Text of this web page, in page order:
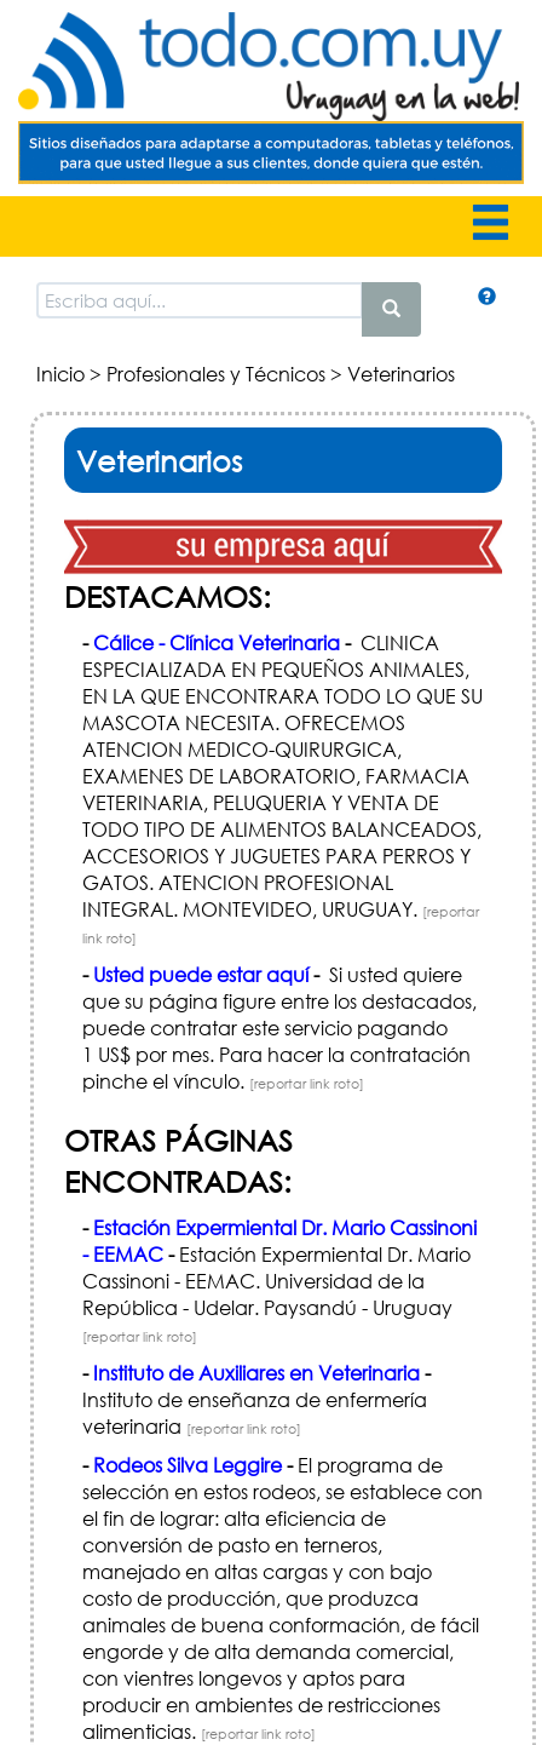
Inicio> Profesionales y Técnicos> Veterinarios
Veterinarios
DESTACAMOS:
-Cálice - Clínica Veterinaria-CLINICA
ESPECIALIZADA EN PEQUEÑOS ANIMALES,
EN LA QUE ENCONTRARA TODO LO QUE SU
MASCOTA NECESITA. OFRECEMOS
ATENCION MEDICO-QUIRURGICA,
EXAMENES DE LABORATORIO, FARMACIA
VETERINARIA, PELUQUERIA Y VENTA DE
TODO TIPO DE ALIMENTOS BALANCEADOS,
ACCESORIOS Y JUGUETES PARA PERROS Y
GATOS. ATENCION PROFESIONAL
INTEGRAL. MONTEVIDEO, URUGUAY. [reportar
link roto]
- Usted puede estar aquí-Si usted quiere
que su página figure entre los destacados,
puede contratar este servicio pagando
1 US$ por mes. Para hacer la contratación
pinche el vínculo. [reportar link roto]
OTRAS PÁGINAS
ENCONTRADAS:
- Estación Expermiental Dr. Mario Cassinoni
- EEMAC-Estación Expermiental Dr. Mario
Cassinoni - EEMAC. Universidad de la
República - Udelar. Paysandú - Uruguay
[reportar link roto]
- Instituto de Auxiliares en Veterinaria-
Instituto de enseñanza de enfermería
veterinaria [reportar link roto]
- Rodeos Silva Leggire-El programa de
selección en estos rodeos, se establece con
el fin de lograr: alta eficiencia de
conversión de pasto en terneros,
manejado en altas cargas y con bajo
costo de producción, que produzca
animales de buena conformación, de fácil
engorde y de alta demanda comercial,
con vientres longevos y aptos para
producir en ambientes de restricciones
alimenticias. [reportar link roto]